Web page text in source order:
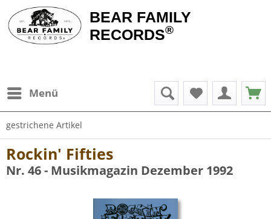
BEAR FAMILY
RECORDS®
Menü
gestrichene Artikel
Rockin' Fifties
Nr. 46 - Musikmagazin Dezember 1992